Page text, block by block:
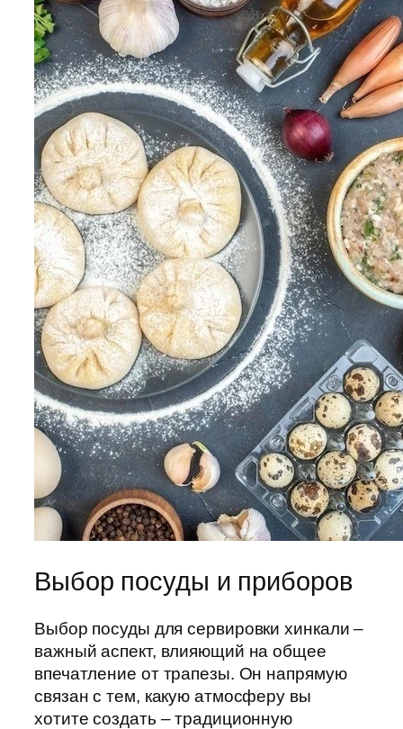
Выбор посуды и приборов
Выбор посуды для сервировки хинкали –
важный аспект, влияющий на общее
впечатление от трапезы. Он напрямую
связан с тем, какую атмосферу вы
хотите создать – традиционную